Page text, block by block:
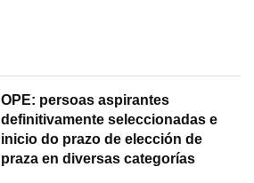
OPE: persoas aspirantes
definitivamente seleccionadas e
inicio do prazo de elección de
praza en diversas categorías